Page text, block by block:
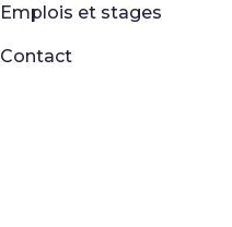
Emplois et stages
Contact